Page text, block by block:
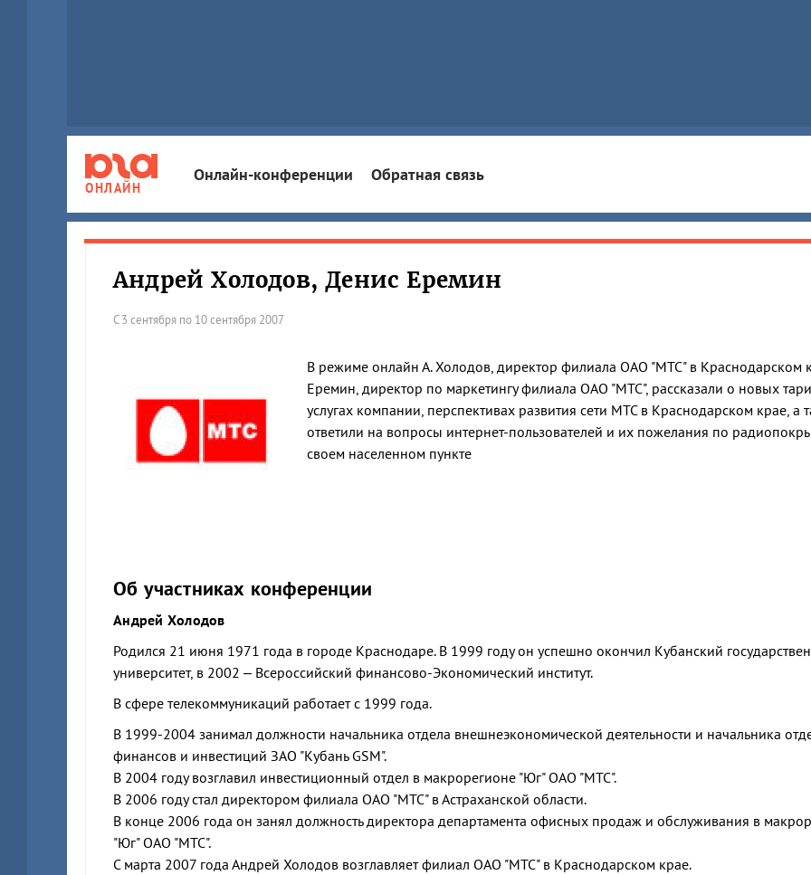
ОНЛАЙН
Онлайн-конференции Обратная связь
Андрей Холодов, Денис Еремин
С 3 сентября по 10 сентября 2007
В режиме онлайн А. Холодов, директор филиала ОАО "МТС" в Краснодарском
Еремин, директор по маркетингу филиала ОАО "МТС", рассказали о новых
услугах компании, перспективах развития сети МТС в Краснодарском крае, а
ответили на вопросы интернет-пользователей и их пожелания по
своем населенном пункте
Об участниках конференции
Андрей Холодов
Родился 21 июня 1971 года в городе Краснодаре. В 1999 году он успешно окончил Кубанский
университет, в 2002 – Всероссийский финансово-Экономический институт.
В сфере телекоммуникаций работает с 1999 года.
В 1999-2004 занимал должности начальника отдела внешнеэкономической деятельности и начальника
финансов и инвестиций ЗАО "Кубань GSM".
В 2004 году возглавил инвестиционный отдел в макрорегионе "Юг" ОАО "МТС".
В 2006 году стал директором филиала ОАО "МТС" в Астраханской области.
В конце 2006 года он занял должность директора департамента офисных продаж и обслуживания в
"Юг" ОАО "МТС".
С марта 2007 года Андрей Холодов возглавляет филиал ОАО "МТС" в Краснодарском крае.